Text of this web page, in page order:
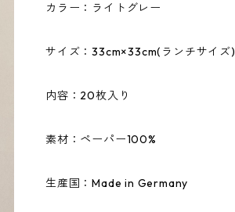
カラー：ライトグレー
サイズ：33cm×33cm(ランチサイズ)
内容：20枚入り
素材：ペーパー100%
生産国：Made in Germany